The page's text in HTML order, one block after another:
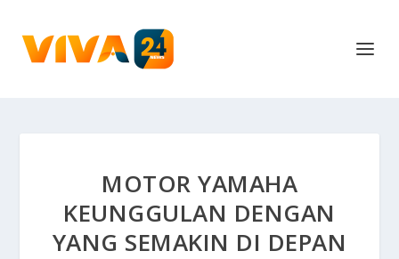
MOTOR YAMAHA
KEUNGGULAN DENGAN
YANG SEMAKIN DI DEPAN